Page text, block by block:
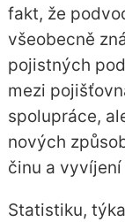
fakt, že
všeobecně
pojistných
mezi
spolupráce,
nových
činu a
Statistiku,